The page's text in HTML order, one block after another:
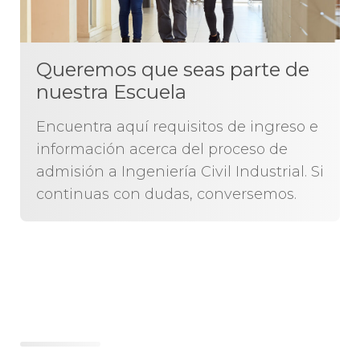
Queremos que seas parte de
nuestra Escuela
Encuentra aquí requisitos de ingreso e
información acerca del proceso de
admisión a Ingeniería Civil Industrial. Si
continuas con dudas, conversemos.